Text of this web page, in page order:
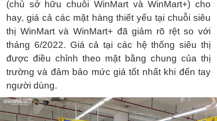
(chủ sở hữu chuỗi WinMart và WinMart+) cho
hay, giá cả các mặt hàng thiết yếu tại chuỗi siêu
thị WinMart và WinMart+ đã giảm rõ rệt so với
tháng 6/2022. Giá cả tại các hệ thống siêu thị
được điều chỉnh theo mặt bằng chung của thị
trường và đảm bảo mức giá tốt nhất khi đến tay
người dùng.